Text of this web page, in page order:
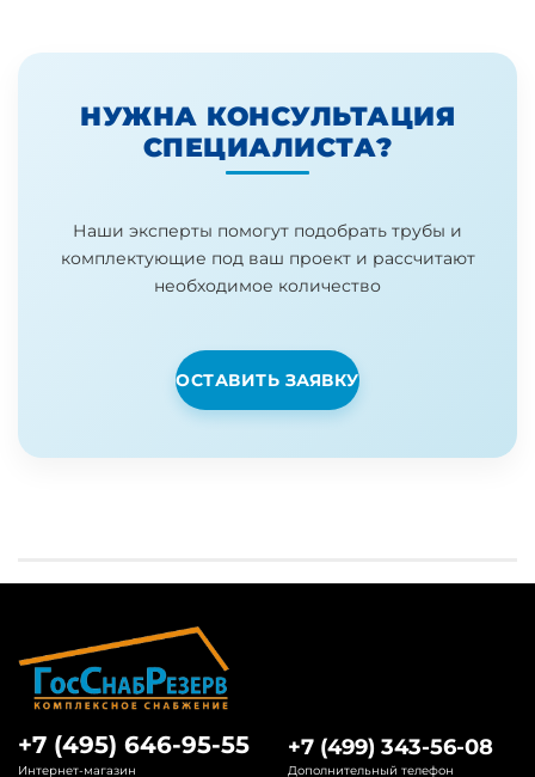
НУЖНА КОНСУЛЬТАЦИЯ
СПЕЦИАЛИСТА?
Наши эксперты помогут подобрать трубы и
комплектующие под ваш проект и рассчитают
необходимое количество
ОСТАВИТЬ ЗАЯВКУ
+7 (495) 646-95-55
Интернет-магазин
+7 (499) 343-56-08
Дополнительный телефон